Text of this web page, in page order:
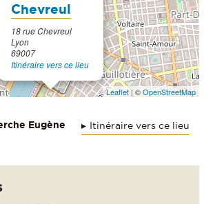
Chevreul
18 rue Chevreul
Lyon
69007
Itinéraire vers ce lieu
Leaflet| ©OpenStreetMap
Itinéraire vers ce lieu
Eugène